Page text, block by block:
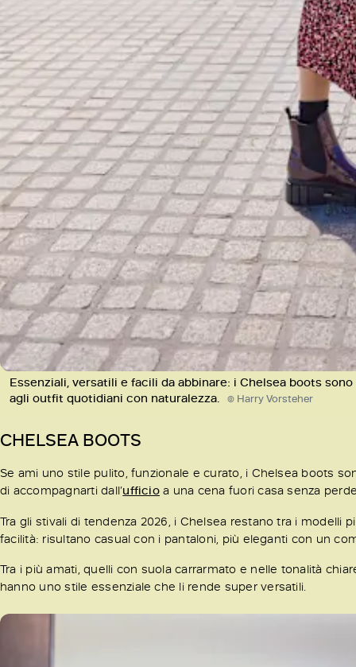
Essenziali, versatili e facili da abbinare: i Chelsea boots
agli outfit quotidiani con naturalezza. © Harry Vorsteher
CHELSEA BOOTS
Se ami uno stile pulito, funzionale e curato, i Chelsea boots
di accompagnarti dall’ufficioa una cena fuori casa senza
Tra gli stivali di tendenza 2026, i Chelsea restano tra i modelli
facilità: risultano casual con i pantaloni, più eleganti con un
Tra i più amati, quelli con suola carrarmato e nelle tonalità
hanno uno stile essenziale che li rende super versatili.